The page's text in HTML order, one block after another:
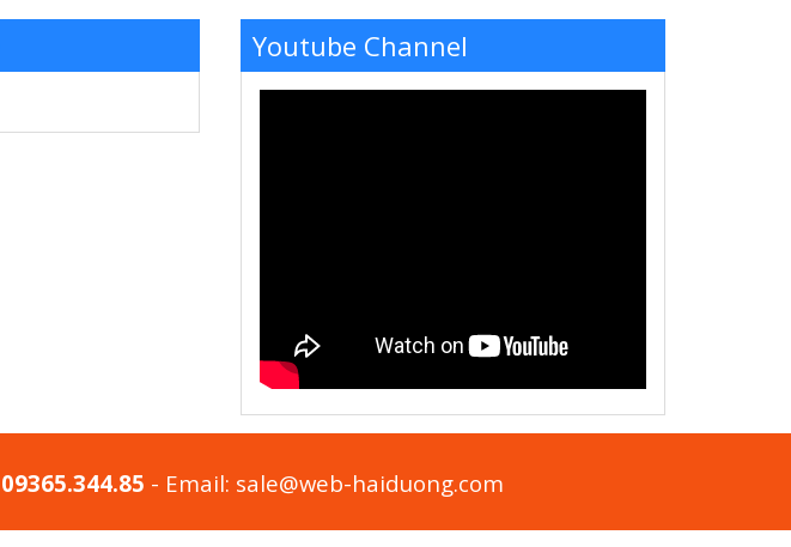
Youtube Channel
09365.344.85 - Email: sale@web-haiduong.com